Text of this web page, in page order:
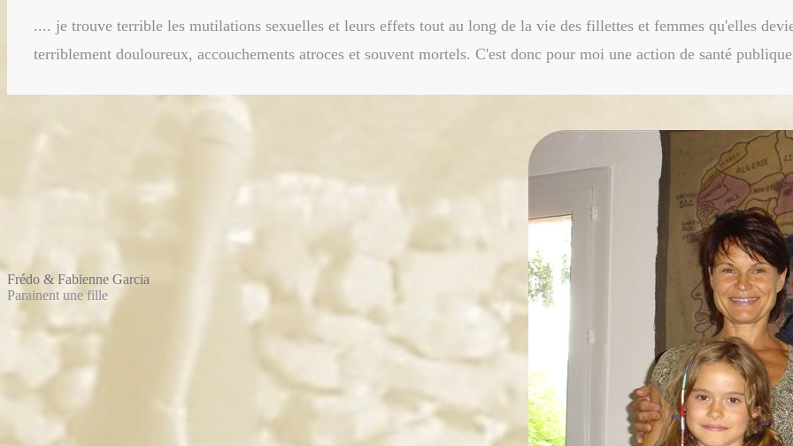
.... je trouve terrible les mutilations sexuelles et leurs effets tout au long de la vie des fillettes et femmes qu'elles
terriblement douloureux, accouchements atroces et souvent mortels. C'est donc pour moi une action de santé
Frédo & Fabienne Garcia
Parainent une fille